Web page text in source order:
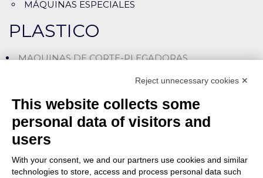
MÁQUINAS ESPECIALES
PLASTICO
MAQUINAS DE CORTE-PLEGADORAS
LÍNEAS DE CORTE-ENSAMBLE
MÁQUINAS CORTADORAS-INSERTADORAS
MÁQUINAS ESPECIALES
ENSAMBLADO
CON PRESIÓN (SNAP-ON)
Reject unnecessary cookies ✕
This website collects some
personal data of visitors and
users
With your consent, we and our partners use cookies and similar
technologies to store, access and process personal data such